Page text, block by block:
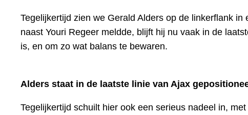
Tegelijkertijd zien we Gerald Alders op de linkerflank
naast Youri Regeer meldde, blijft hij nu vaak in de
is, en om zo wat balans te bewaren.
Alders staat in de laatste linie van Ajax
Tegelijkertijd schuilt hier ook een serieus nadeel in,